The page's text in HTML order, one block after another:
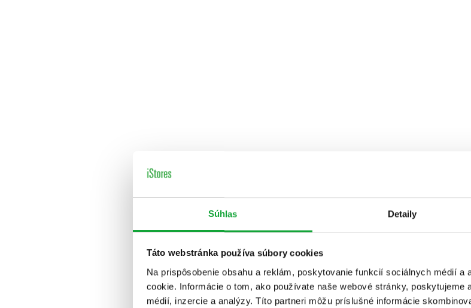
Súhlas Detaily
Táto webstránka používa súbory cookies
Na prispôsobenie obsahu a reklám, poskytovanie funkcií sociálnych médií a
cookie. Informácie o tom, ako používate naše webové stránky, poskytujeme
médií, inzercie a analýzy. Títo partneri môžu príslušné informácie